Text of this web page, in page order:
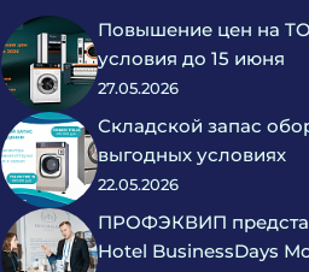
Повышение цен на
условия до 15 июня
27.05.2026
Складской запас
выгодных условиях
22.05.2026
ПРОФЭКВИП
Hotel BusinessDays